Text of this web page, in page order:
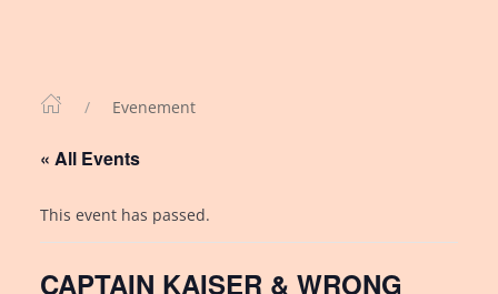
Evenement
« All Events
This event has passed.
CAPTAIN KAISER & WRONG